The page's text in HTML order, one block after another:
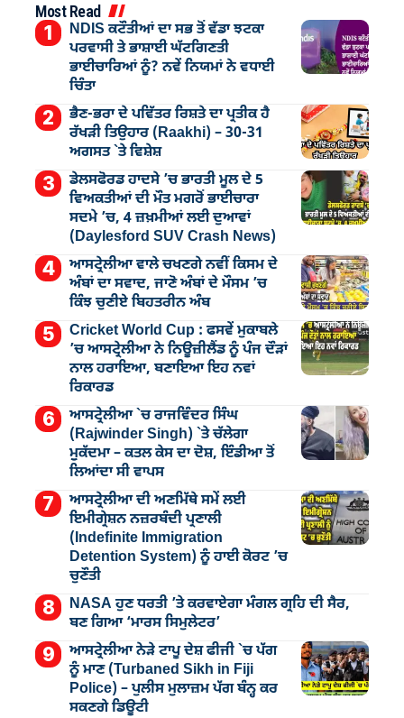
Most Read
NDIS ਕਟੌਤੀਆਂ ਦਾ ਸਭ ਤੋਂ ਵੱਡਾ ਝਟਕਾ
ਪਰਵਾਸੀ ਤੇ ਭਾਸ਼ਾਈ ਘੱਟਗਿਣਤੀ
ਭਾਈਚਾਰਿਆਂ ਨੂੰ? ਨਵੇਂ ਨਿਯਮਾਂ ਨੇ ਵਧਾਈ
ਚਿੰਤਾ
ਭੈਣ-ਭਰਾ ਦੇ ਪਵਿੱਤਰ ਰਿਸ਼ਤੇ ਦਾ ਪ੍ਰਤੀਕ ਹੈ
ਰੱਖੜੀ ਤਿਉਹਾਰ (Raakhi) – 30-31
ਅਗਸਤ `ਤੇ ਵਿਸ਼ੇਸ਼
ਡੇਲਸਫੋਰਡ ਹਾਦਸੇ ’ਚ ਭਾਰਤੀ ਮੂਲ ਦੇ 5
ਵਿਅਕਤੀਆਂ ਦੀ ਮੌਤ ਮਗਰੋਂ ਭਾਈਚਾਰਾ
ਸਦਮੇ ’ਚ, 4 ਜ਼ਖ਼ਮੀਆਂ ਲਈ ਦੁਆਵਾਂ
(Daylesford SUV Crash News)
ਆਸਟ੍ਰੇਲੀਆ ਵਾਲੇ ਚਖਣਗੇ ਨਵੀਂ ਕਿਸਮ ਦੇ
ਅੰਬਾਂ ਦਾ ਸਵਾਦ, ਜਾਣੋ ਅੰਬਾਂ ਦੇ ਮੌਸਮ ’ਚ
ਕਿੰਝ ਚੁਣੀਏ ਬਿਹਤਰੀਨ ਅੰਬ
Cricket World Cup : ਫਸਵੇਂ ਮੁਕਾਬਲੇ
’ਚ ਆਸਟ੍ਰੇਲੀਆ ਨੇ ਨਿਊਜ਼ੀਲੈਂਡ ਨੂੰ ਪੰਜ ਦੌੜਾਂ
ਨਾਲ ਹਰਾਇਆ, ਬਣਾਇਆ ਇਹ ਨਵਾਂ
ਰਿਕਾਰਡ
ਆਸਟ੍ਰੇਲੀਆ `ਚ ਰਾਜਵਿੰਦਰ ਸਿੰਘ
(Rajwinder Singh) `ਤੇ ਚੱਲੇਗਾ
ਮੁੁਕੱਦਮਾ – ਕਤਲ ਕੇਸ ਦਾ ਦੋਸ਼, ਇੰਡੀਆ ਤੋਂ
ਲਿਆਂਦਾ ਸੀ ਵਾਪਸ
ਆਸਟ੍ਰੇਲੀਆ ਦੀ ਅਣਮਿੱਥੇ ਸਮੇਂ ਲਈ
ਇਮੀਗ੍ਰੇਸ਼ਨ ਨਜ਼ਰਬੰਦੀ ਪ੍ਰਣਾਲੀ
(Indefinite Immigration
Detention System) ਨੂੰ ਹਾਈ ਕੋਰਟ ’ਚ
ਚੁਣੌਤੀ
NASA ਹੁਣ ਧਰਤੀ ’ਤੇ ਕਰਵਾਏਗਾ ਮੰਗਲ ਗ੍ਰਹਿ ਦੀ ਸੈਰ,
ਬਣ ਗਿਆ ‘ਮਾਰਸ ਸਿਮੁਲੇਟਰ’
ਆਸਟ੍ਰੇਲੀਆ ਨੇੜੇ ਟਾਪੂ ਦੇਸ਼ ਫੀਜੀ `ਚ ਪੱਗ
ਨੂੰ ਮਾਣ (Turbaned Sikh in Fiji
Police) – ਪੁਲੀਸ ਮੁਲਾਜ਼ਮ ਪੱਗ ਬੰਨ੍ਹ ਕਰ
ਸਕਣਗੇ ਡਿਊਟੀ